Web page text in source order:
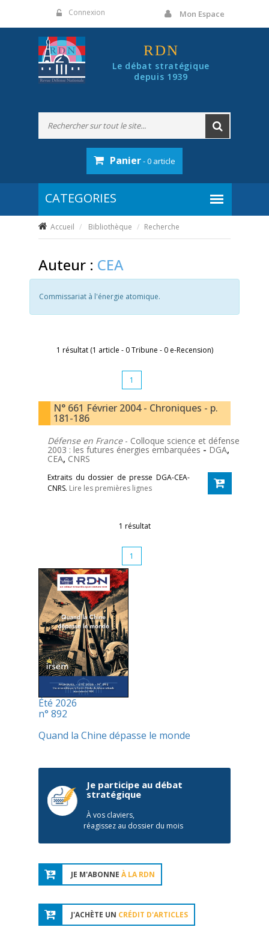
Connexion Mon Espace
RDN
Le débat stratégique
depuis 1939
Panier- 0 article
Accueil Bibliothèque Recherche
Auteur : CEA
Commissariat à l'énergie atomique.
1 résultat (1 article - 0 Tribune - 0 e-Recension)
1
N° 661 Février 2004 - Chroniques - p.
181-186
Défense en France- Colloque science et défense
2003 : les futures énergies embarquées - DGA,
CEA, CNRS
Extraits du dossier de presse DGA-CEA-
CNRS. Lire les premières lignes
1 résultat
1
Été 2026
n° 892
Quand la Chine dépasse le monde
Je participe au débat
stratégique
À vos claviers,
réagissez au dossier du mois
JE M'ABONNE À LA RDN
J'ACHÈTE UN CRÉDIT D'ARTICLES